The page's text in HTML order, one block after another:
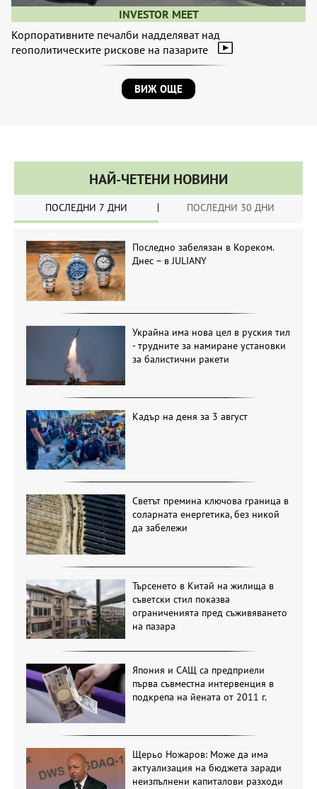
INVESTOR MEET
Корпоративните печалби надделяват над
геополитическите рискове на пазарите
ВИЖ ОЩЕ
НАЙ-ЧЕТЕНИ НОВИНИ
ПОСЛЕДНИ 7 ДНИ ПОСЛЕДНИ 30 ДНИ
Последно забелязан в Кореком.
Днес – в JULIANY
Украйна има нова цел в руския тил
- трудните за намиране установки
за балистични ракети
Кадър на деня за 3 август
Светът премина ключова граница в
соларната енергетика, без никой
да забележи
Търсенето в Китай на жилища в
съветски стил показва
ограниченията пред съживяването
на пазара
Япония и САЩ са предприели
първа съвместна интервенция в
подкрепа на йената от 2011 г.
Щерьо Ножаров: Може да има
актуализация на бюджета заради
неизпълнени капиталови разходи